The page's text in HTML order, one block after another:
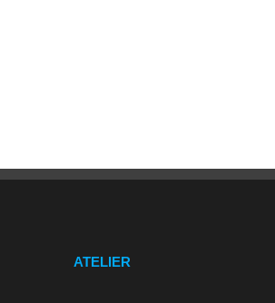
ATELIER